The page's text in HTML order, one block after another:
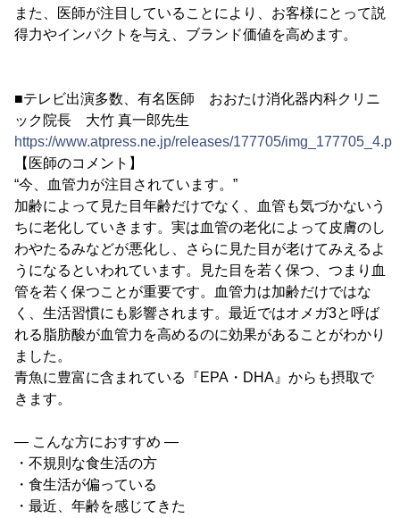
また、医師が注目していることにより、お客様にとって説
得力やインパクトを与え、ブランド価値を高めます。
■テレビ出演多数、有名医師 おおたけ消化器内科クリニ
ック院長 大竹 真一郎先生
https://www.atpress.ne.jp/releases/177705/
【医師のコメント】
“今、血管力が注目されています。”
加齢によって見た目年齢だけでなく、血管も気づかないう
ちに老化していきます。実は血管の老化によって皮膚のし
わやたるみなどが悪化し、さらに見た目が老けてみえるよ
うになるといわれています。見た目を若く保つ、つまり血
管を若く保つことが重要です。血管力は加齢だけではな
く、生活習慣にも影響されます。最近ではオメガ3と呼ば
れる脂肪酸が血管力を高めるのに効果があることがわかり
ました。
青魚に豊富に含まれている『EPA・DHA』からも摂取で
きます。
― こんな方におすすめ ―
・不規則な食生活の方
・食生活が偏っている
・最近、年齢を感じてきた